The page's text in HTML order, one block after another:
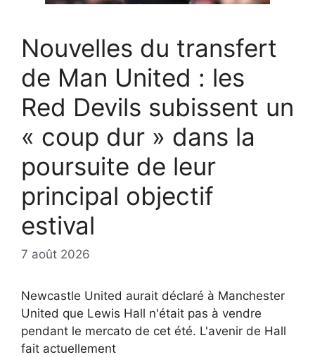
Nouvelles du transfert
de Man United : les
Red Devils subissent un
« coup dur » dans la
poursuite de leur
principal objectif
estival
7 août 2026
Newcastle United aurait déclaré à Manchester
United que Lewis Hall n'était pas à vendre
pendant le mercato de cet été. L'avenir de Hall
fait actuellement